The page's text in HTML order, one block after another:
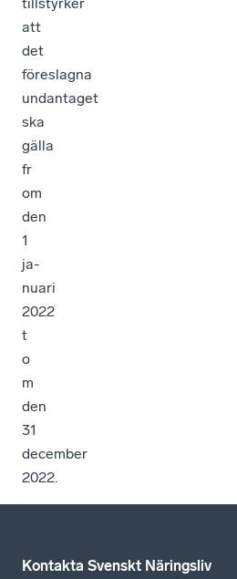
att
det
föreslagna
undantaget
ska
gälla
fr
om
den
1
ja-
nuari
2022
t
o
m
den
31
december
2022.
Kontakta Svenskt Näringsliv